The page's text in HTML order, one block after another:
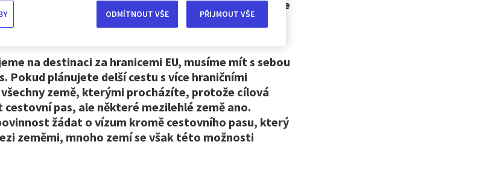
sebou občanský průkaz. Po vytvoření Evropské unie
průkaz, k tomu abychom mohli cestovat v
prostoru.
na destinaci za hranicemi EU, musíme mít s sebou
Pokud plánujete delší cestu s více hraničními
země, kterými procházíte, protože cílová
cestovní pas, ale některé mezilehlé země ano.
žádat o vízum kromě cestovního pasu, který
zeměmi, mnoho zemí se však této možnosti
ODMÍTNOUT VŠE PŘIJMOUT VŠE